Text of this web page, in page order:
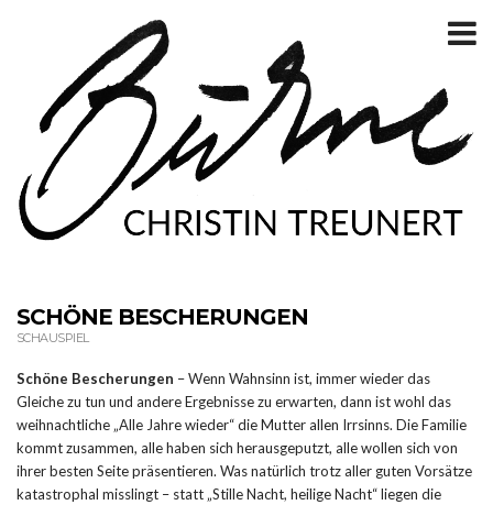
SCHÖNE BESCHERUNGEN
SCHAUSPIEL
Schöne Bescherungen – Wenn Wahnsinn ist, immer wieder das
Gleiche zu tun und andere Ergebnisse zu erwarten, dann ist wohl das
weihnachtliche „Alle Jahre wieder“ die Mutter allen Irrsinns. Die Familie
kommt zusammen, alle haben sich herausgeputzt, alle wollen sich von
ihrer besten Seite präsentieren. Was natürlich trotz aller guten Vorsätze
katastrophal misslingt – statt „Stille Nacht, heilige Nacht“ liegen die